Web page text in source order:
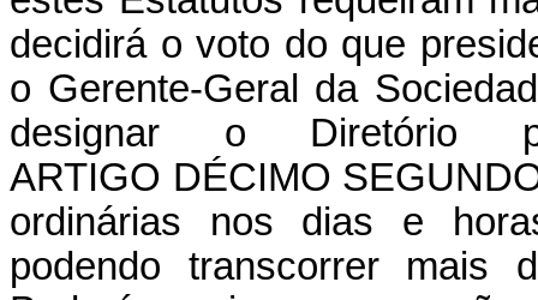
decidirá o voto do que
o Gerente-Geral da
designar o Diretório
ARTIGO DÉCIMO
ordinárias nos dias e
podendo transcorrer mais